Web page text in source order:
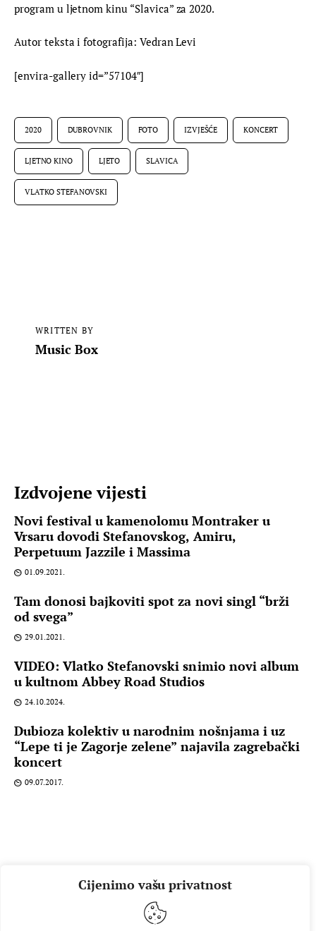
Cijenimo vašu privatnost
program u ljetnom kinu “Slavica” za 2020.
Autor teksta i fotografija: Vedran Levi
[envira-gallery id=”57104″]
2020 DUBROVNIK FOTO IZVJEŠĆE KONCERT
LJETNO KINO LJETO SLAVICA
VLATKO STEFANOVSKI
WRITTEN BY
Music Box
Izdvojene vijesti
Novi festival u kamenolomu Montraker u
Vrsaru dovodi Stefanovskog, Amiru,
Perpetuum Jazzile i Massima
01.09.2021.
Tam donosi bajkoviti spot za novi singl “brži
od svega”
29.01.2021.
VIDEO: Vlatko Stefanovski snimio novi album
u kultnom Abbey Road Studios
24.10.2024.
Dubioza kolektiv u narodnim nošnjama i uz
“Lepe ti je Zagorje zelene” najavila zagrebački
koncert
09.07.2017.